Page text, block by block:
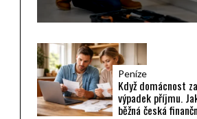
Peníze
Když domácnost
výpadek příjmu.
běžná česká